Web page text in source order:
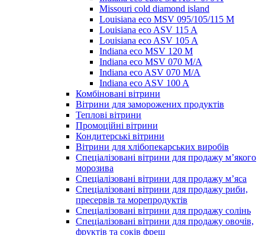
Missouri cold diamond island
Louisiana eco MSV 095/105/115 M
Louisiana eco ASV 115 A
Louisiana eco ASV 105 A
Indiana eco MSV 120 M
Indiana eco MSV 070 M/A
Indiana eco ASV 070 M/A
Indiana eco ASV 100 A
Комбіновані вітрини
Вітрини для заморожених продуктів
Теплові вітрини
Промоційні вітрини
Кондитерські вітрини
Вітрини для хлібопекарських виробів
Спеціалізовані вітрини для продажу м’якого
морозива
Спеціалізовані вітрини для продажу м’яса
Спеціалізовані вітрини для продажу риби,
пресервів та морепродуктів
Спеціалізовані вітрини для продажу солінь
Спеціалізовані вітрини для продажу овочів,
фруктів та соків фреш